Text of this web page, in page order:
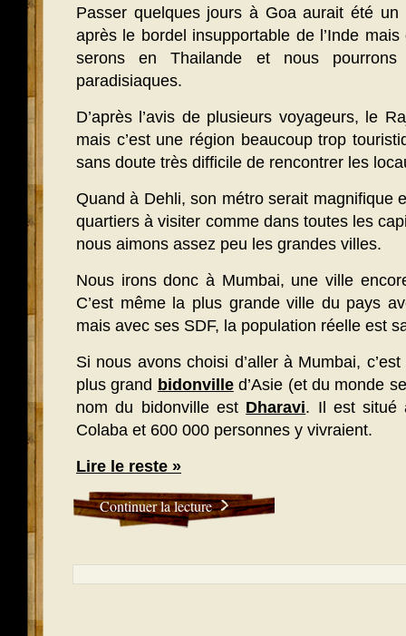
Passer quelques jours à Goa aurait été
après le bordel insupportable de l’Inde
serons en Thailande et nous
paradisiaques.
D’après l’avis de plusieurs voyageurs, le
mais c’est une région beaucoup trop
sans doute très difficile de rencontrer les
Quand à Dehli, son métro serait magnifique
quartiers à visiter comme dans toutes les
nous aimons assez peu les grandes villes.
Nous irons donc à Mumbai, une ville
C’est même la plus grande ville du pays
mais avec ses SDF, la population réelle est
Si nous avons choisi d’aller à Mumbai,
plus grand bidonvilled’Asie (et du monde
nom du bidonville est Dharavi. Il est situé
Colaba et 600 000 personnes y vivraient.
Lire le reste »
Continuer la lecture